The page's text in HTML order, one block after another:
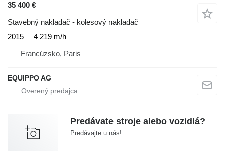
35 400 €
Stavebný nakladač - kolesový nakladač
2015
4 219 m/h
Francúzsko, Paris
EQUIPPO AG
Predávate stroje alebo vozidlá?
Predávajte u nás!